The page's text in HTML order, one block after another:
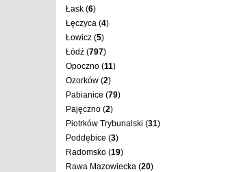
Łask (6)
Łęczyca (4)
Łowicz (5)
Łódź (797)
Opoczno (11)
Ozorków (2)
Pabianice (79)
Pajęczno (2)
Piotrków Trybunalski (31)
Poddębice (3)
Radomsko (19)
Rawa Mazowiecka (20)